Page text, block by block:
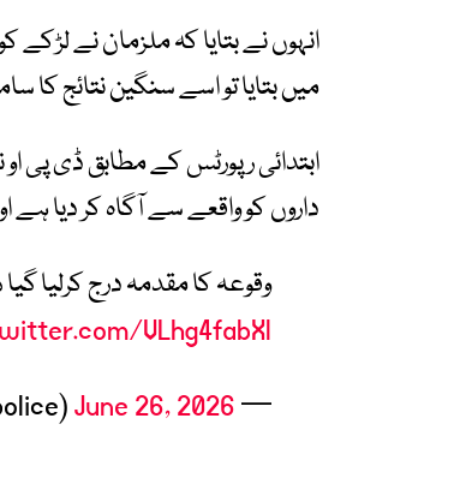
انہوں نے بتایا کہ ملزمان نے
میں بتایا تو اسے سنگین نتائج کا
ابتدائی رپورٹس کے مطابق ڈی پی
داروں کو واقعے سے آگاہ کر دیا ہے
وقوعہ کا مقدمہ درج کرلیا گیا ھے۔
VLhg4fabXl
— Sargodha Police (@sargodhapolice)
June 26, 2026